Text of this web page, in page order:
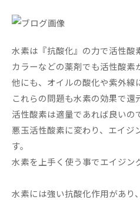
水素は『抗酸化』の力で活性酸
カラーなどの薬剤でも活性酸素
他にも、オイルの酸化や紫外線
これらの問題も水素の効果で還
活性酸素は適量であれば良いの
悪玉活性酸素に変わり、エイジ
す。
水素を上手く使う事でエイジン
水素には強い抗酸化作用があり、